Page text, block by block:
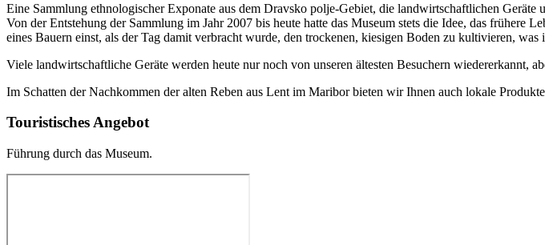
Eine Sammlung ethnologischer Exponate aus dem Dravsko polje-Gebiet, die landwirtschaftlichen
Von der Entstehung der Sammlung im Jahr 2007 bis heute hatte das Museum stets die Idee, das frühere
eines Bauern einst, als der Tag damit verbracht wurde, den trockenen, kiesigen Boden zu kultivieren,
Viele landwirtschaftliche Geräte werden heute nur noch von unseren ältesten Besuchern wiedererkannt,
Im Schatten der Nachkommen der alten Reben aus Lent im Maribor bieten wir Ihnen auch lokale
Touristisches Angebot
Führung durch das Museum.